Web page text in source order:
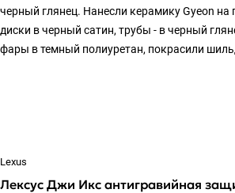
черный глянец. Нанесли керамику Gyeon на
диски в черный сатин, трубы - в черный
фары в темный полиуретан, покрасили
Lexus
Лексус Джи Икс антигравийная